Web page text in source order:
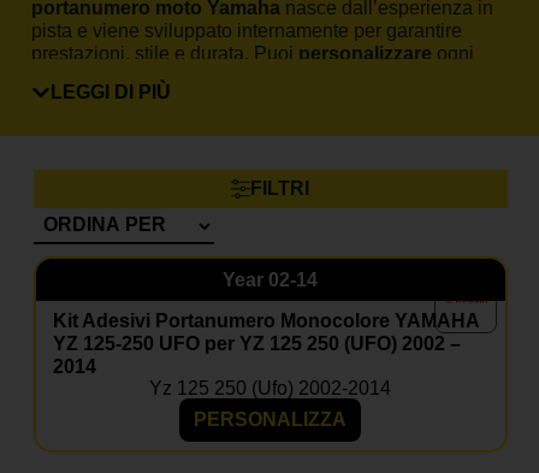
portanumero moto Yamaha nasce dall’esperienza in
pista e viene sviluppato internamente per garantire
prestazioni, stile e durata. Puoi personalizzare ogni
dettaglio: numero gara, nome pilota, colori team e logo
sponsor.
Come ordinare il tuo Tabelle
portanumero moto Yamaha
Scegli il tuo modello dal menù prodotto, seleziona il
design che preferisci e inserisci le personalizzazioni
desiderate. Grazie al taglio predefinito e alla qualità del
materiale, l’applicazione è facile e precisa, anche per
chi non ha esperienza.
Ordina ora il tuo Tabelle portanumero moto Yamaha
e personalizza la tua moto con uno stile professionale.
FAQ – Tabelle portanumero
moto Yamaha
LEGGI DI PIÙ
FILTRI
Year 02-14
Kit Adesivi Portanumero Monocolore YAMAHA
YZ 125-250 UFO per YZ 125 250 (UFO) 2002 –
2014
Yz 125 250 (ufo) 2002-2014
PERSONALIZZA